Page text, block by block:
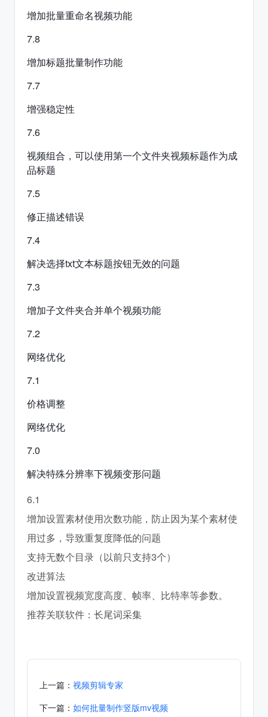
增加批量重命名视频功能
7.8
增加标题批量制作功能
7.7
增强稳定性
7.6
视频组合，可以使用第一个文件夹视频标题作为成
品标题
7.5
修正描述错误
7.4
解决选择txt文本标题按钮无效的问题
7.3
增加子文件夹合并单个视频功能
7.2
网络优化
7.1
价格调整
网络优化
7.0
解决特殊分辨率下视频变形问题
6.1
增加设置素材使用次数功能，防止因为某个素材使
用过多，导致重复度降低的问题
支持无数个目录（以前只支持3个）
改进算法
增加设置视频宽度高度、帧率、比特率等参数。
推荐关联软件：长尾词采集
上一篇： 视频剪辑专家
下一篇： 如何批量制作竖版mv视频